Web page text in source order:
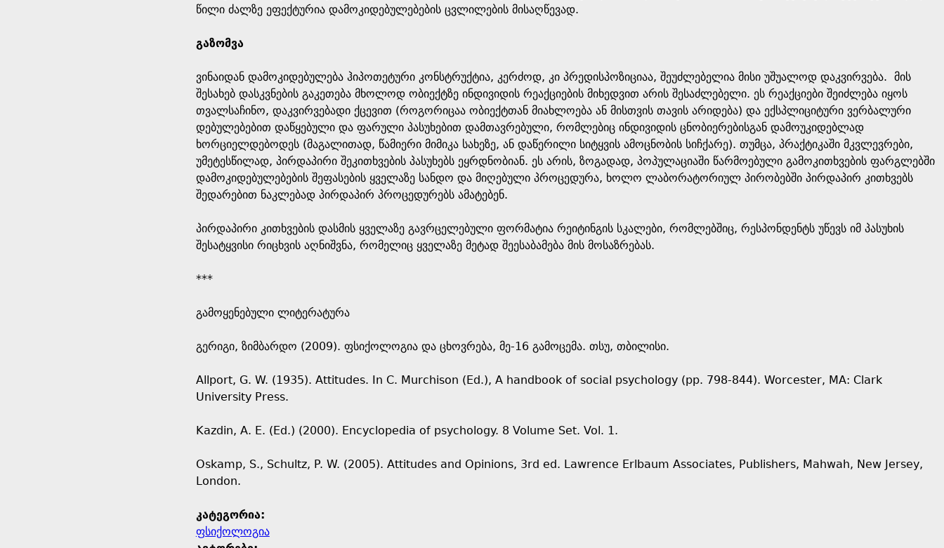
წილი ძალზე ეფექტურია დამოკიდებულებების ცვლილების მისაღწევად.
გაზომვა
ვინაიდან დამოკიდებულება ჰიპოთეტური კონსტრუქტია, კერძოდ, კი პრედისპოზიციაა, შეუძლებელია მისი უშუალოდ დაკვირვება. მის
შესახებ დასკვნების გაკეთება მხოლოდ ობიექტზე ინდივიდის რეაქციების მიხედვით არის შესაძლებელი. ეს რეაქციები შეიძლება იყოს
თვალსაჩინო, დაკვირვებადი ქცევით (როგორიცაა ობიექტთან მიახლოება ან მისთვის თავის არიდება) და ექსპლიციტური ვერბალური
დებულებებით დაწყებული და ფარული პასუხებით დამთავრებული, რომლებიც ინდივიდის ცნობიერებისგან დამოუკიდებლად
ხორციელდებოდეს (მაგალითად, წამიერი მიმიკა სახეზე, ან დაწერილი სიტყვის ამოცნობის სიჩქარე). თუმცა, პრაქტიკაში მკვლევრები,
უმეტესწილად, პირდაპირი შეკითხვების პასუხებს ეყრდნობიან. ეს არის, ზოგადად, პოპულაციაში წარმოებული გამოკითხვების ფარგლებში
დამოკიდებულებების შეფასების ყველაზე სანდო და მიღებული პროცედურა, ხოლო ლაბორატორიულ პირობებში პირდაპირ კითხვებს
შედარებით ნაკლებად პირდაპირ პროცედურებს ამატებენ.
პირდაპირი კითხვების დასმის ყველაზე გავრცელებული ფორმატია რეიტინგის სკალები, რომლებშიც, რესპონდენტს უწევს იმ პასუხის
შესატყვისი რიცხვის აღნიშვნა, რომელიც ყველაზე მეტად შეესაბამება მის მოსაზრებას.
***
გამოყენებული ლიტერატურა
გერიგი, ზიმბარდო (2009). ფსიქოლოგია და ცხოვრება, მე-16 გამოცემა. თსუ, თბილისი.
Allport, G. W. (1935). Attitudes. In C. Murchison (Ed.), A handbook of social psychology (pp. 798-844). Worcester, MA: Clark
University Press.
Kazdin, A. E. (Ed.) (2000). Encyclopedia of psychology. 8 Volume Set. Vol. 1.
Oskamp, S., Schultz, P. W. (2005). Attitudes and Opinions, 3rd ed. Lawrence Erlbaum Associates, Publishers, Mahwah, New Jersey,
London.
კატეგორია:
ფსიქოლოგია